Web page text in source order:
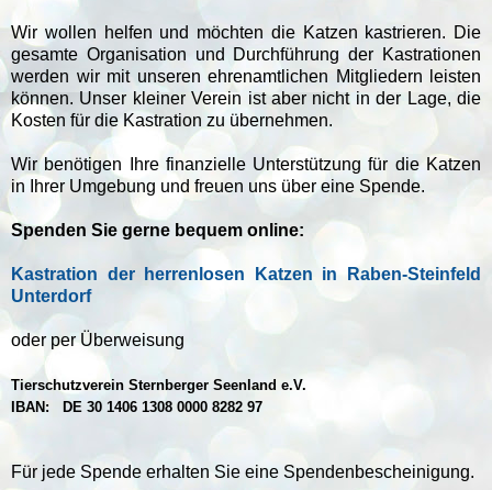
Wir wollen helfen und möchten die Katzen kastrieren. Die
gesamte Organisation und Durchführung der Kastrationen
werden wir mit unseren ehrenamtlichen Mitgliedern leisten
können. Unser kleiner Verein ist aber nicht in der Lage, die
Kosten für die Kastration zu übernehmen.
Wir benötigen Ihre finanzielle Unterstützung für die Katzen
in Ihrer Umgebung und freuen uns über eine Spende.
Spenden Sie gerne bequem online:
Kastration der herrenlosen Katzen in Raben-Steinfeld
Unterdorf
oder per Überweisung
Tierschutzverein Sternberger Seenland e.V.
IBAN:
DE 30 1406 1308 0000 8282 97
Für jede Spende erhalten Sie eine Spendenbescheinigung.